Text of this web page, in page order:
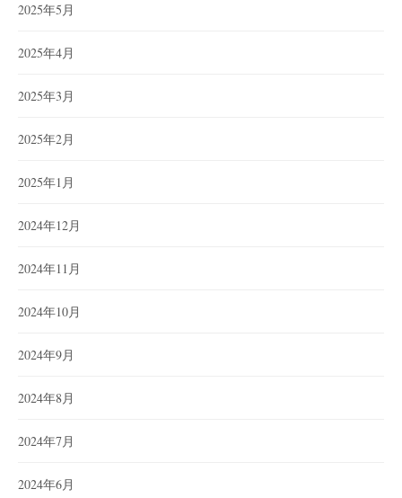
2025年5月
2025年4月
2025年3月
2025年2月
2025年1月
2024年12月
2024年11月
2024年10月
2024年9月
2024年8月
2024年7月
2024年6月